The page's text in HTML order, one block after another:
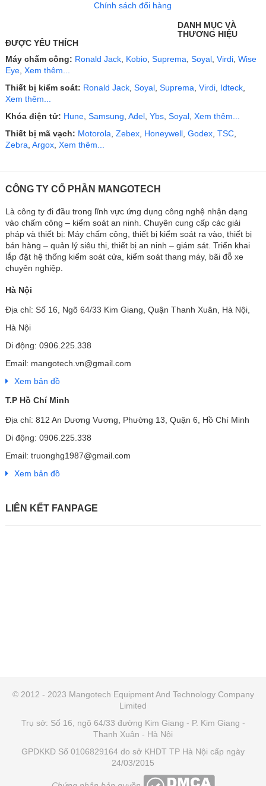
Chính sách đổi hàng
DANH MỤC VÀ
THƯƠNG HIỆU
ĐƯỢC YÊU THÍCH
Máy chấm công: Ronald Jack, Kobio, Suprema, Soyal, Virdi, Wise
Eye, Xem thêm...
Thiết bị kiểm soát: Ronald Jack, Soyal, Suprema, Virdi, Idteck,
Xem thêm...
Khóa điện tử: Hune, Samsung, Adel, Ybs, Soyal, Xem thêm...
Thiết bị mã vạch: Motorola, Zebex, Honeywell, Godex, TSC,
Zebra, Argox, Xem thêm...
CÔNG TY CỔ PHẦN MANGOTECH
Là công ty đi đầu trong lĩnh vực ứng dụng công nghệ nhận dạng
vào chấm công – kiểm soát an ninh. Chuyên cung cấp các giải
pháp và thiết bị: Máy chấm công, thiết bị kiểm soát ra vào, thiết bị
bán hàng – quản lý siêu thị, thiết bị an ninh – giám sát. Triển khai
lắp đặt hệ thống kiểm soát cửa, kiểm soát thang máy, bãi đỗ xe
chuyên nghiệp.
Hà Nội
Địa chỉ: Số 16, Ngõ 64/33 Kim Giang, Quận Thanh Xuân, Hà Nội,
Hà Nội
Di động: 0906.225.338
Email: mangotech.vn@gmail.com
Xem bản đồ
T.P Hồ Chí Minh
Địa chỉ: 812 An Dương Vương, Phường 13, Quận 6, Hồ Chí Minh
Di động: 0906.225.338
Email: truonghg1987@gmail.com
Xem bản đồ
LIÊN KẾT FANPAGE
© 2012 - 2023 Mangotech Equipment And Technology Company
Limited
Trụ sở: Số 16, ngõ 64/33 đường Kim Giang - P. Kim Giang -
Thanh Xuân - Hà Nội
GPDKKD Số 0106829164 do sở KHDT TP Hà Nội cấp ngày
24/03/2015